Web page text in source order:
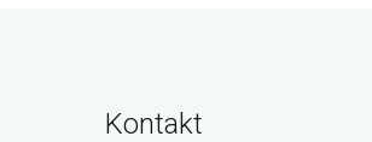
Kontakt